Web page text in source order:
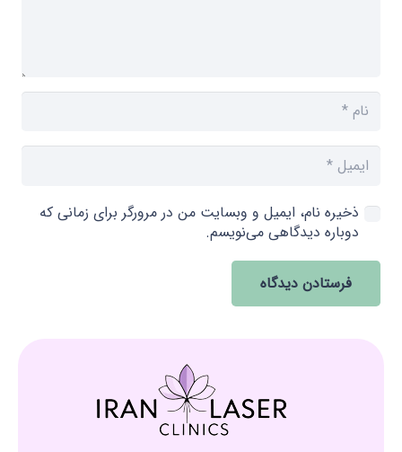
ذخیره نام، ایمیل و وبسایت من در مرورگر برای زمانی که
دوباره دیدگاهی می‌نویسم.
فرستادن دیدگاه